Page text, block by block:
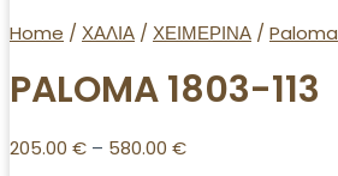
Home / ΧΑΛΙΑ / ΧΕΙΜΕΡΙΝΑ / Paloma
PALOMA 1803-113
205.00 € – 580.00 €